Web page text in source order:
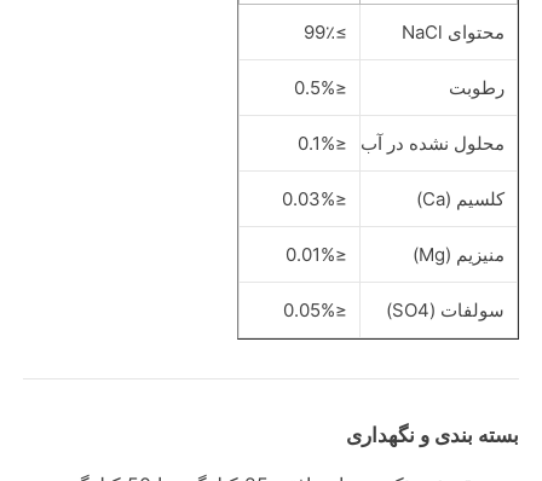
عامل های تصفیه آب
استفاده روزانه مواد شیمیایی
محتوای NaCl ≥99٪
رطوبت ≤0.5%
محلول نشده در آب ≤0.1%
کلسیم (Ca) ≤0.03%
منیزیم (Mg) ≤0.01%
سولفات (SO4) ≤0.05%
بسته بندی و نگهداری